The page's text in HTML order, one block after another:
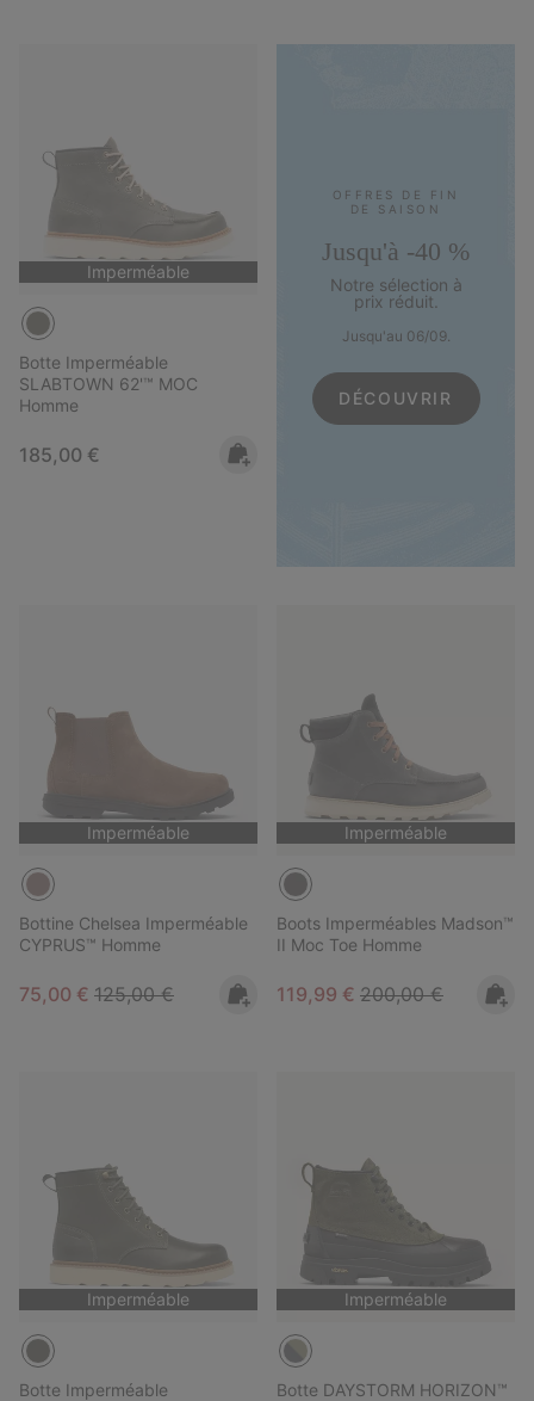
Imperméable
Botte Imperméable
SLABTOWN 62'™ MOC
Homme
Regular price:
185,00 €
OFFRES DE FIN
DE SAISON
Jusqu'à -40 %
Notre sélection à
prix réduit.
Jusqu'au 06/09.
DÉCOUVRIR
Imperméable
Bottine Chelsea Imperméable
CYPRUS™ Homme
Sale price:
75,00 € Regular price:
125,00 €
Imperméable
Boots Imperméables Madson™
II Moc Toe Homme
Sale price:
119,99 € Regular price:
200,00 €
Imperméable
Botte Imperméable
Imperméable
Botte DAYSTORM HORIZON™